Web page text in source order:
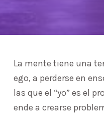
La mente tiene una
ego, a perderse en
las que el “yo” es el
ende a crearse